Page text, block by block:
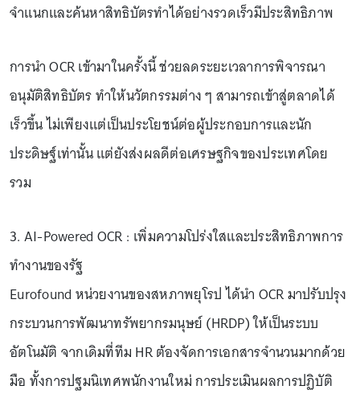
จำแนกและค้นหาสิทธิบัตรทำได้อย่างรวดเร็วมีประสิทธิภาพ
การนำ OCR เข้ามาในครั้งนี้ ช่วยลดระยะเวลาการพิจารณา
อนุมัติสิทธิบัตร ทำให้นวัตกรรมต่าง ๆ สามารถเข้าสู่ตลาดได้
เร็วขึ้น ไม่เพียงแต่เป็นประโยชน์ต่อผู้ประกอบการและนัก
ประดิษฐ์เท่านั้น แต่ยังส่งผลดีต่อเศรษฐกิจของประเทศโดย
รวม
3. AI-Powered OCR : เพิ่มความโปร่งใสและประสิทธิภาพการ
ทำงานของรัฐ
Eurofound หน่วยงานของสหภาพยุโรป ได้นำ OCR มาปรับปรุง
กระบวนการพัฒนาทรัพยากรมนุษย์ (HRDP) ให้เป็นระบบ
อัตโนมัติ จากเดิมที่ทีม HR ต้องจัดการเอกสารจำนวนมากด้วย
มือ ทั้งการปฐมนิเทศพนักงานใหม่ การประเมินผลการปฏิบัติ